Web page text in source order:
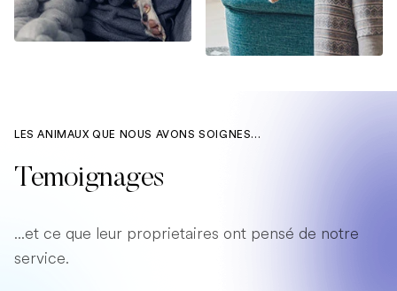
LES ANIMAUX QUE NOUS AVONS SOIGNES...
Temoignages
...et ce que leur proprietaires ont pensé de notre
service.